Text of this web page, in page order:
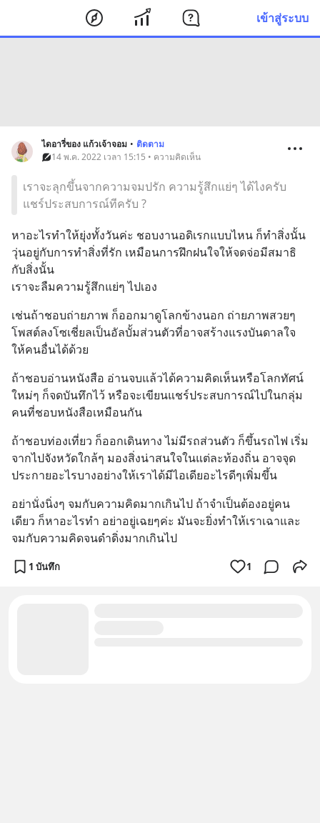
เข้าสู่ระบบ
ไดอารี่ของ แก้วเจ้าจอม • ติดตาม
14 พ.ค. 2022 เวลา 15:15 • ความคิดเห็น
เราจะลุกขึ้นจากความจมปรัก ความรู้สึกแย่ๆ ได้ไงครับ
แชร์ประสบการณ์ทีครับ ?
หาอะไรทำให้ยุ่งทั้งวันค่ะ ชอบงานอดิเรกแบบไหน ก็ทำสิ่งนั้น
วุ่นอยู่กับการทำสิ่งที่รัก เหมือนการฝึกฝนใจให้จดจ่อมีสมาธิ
กับสิ่งนั้น
เราจะลืมความรู้สึกแย่ๆ ไปเอง
เช่นถ้าชอบถ่ายภาพ ก็ออกมาดูโลกข้างนอก ถ่ายภาพสวยๆ
โพสต์ลงโซเชี่ยลเป็นอัลบั้มส่วนตัวที่อาจสร้างแรงบันดาลใจ
ให้คนอื่นได้ด้วย
ถ้าชอบอ่านหนังสือ อ่านจบแล้วได้ความคิดเห็นหรือโลกทัศน์
ใหม่ๆ ก็จดบันทึกไว้ หรือจะเขียนแชร์ประสบการณ์ไปในกลุ่ม
คนที่ชอบหนังสือเหมือนกัน
ถ้าชอบท่องเที่ยว ก็ออกเดินทาง ไม่มีรถส่วนตัว ก็ขึ้นรถไฟ เริ่ม
จากไปจังหวัดใกล้ๆ มองสิ่งน่าสนใจในแต่ละท้องถิ่น อาจจุด
ประกายอะไรบางอย่างให้เราได้มีไอเดียอะไรดีๆเพิ่มขึ้น
อย่านั่งนิ่งๆ จมกับความคิดมากเกินไป ถ้าจำเป็นต้องอยู่คน
เดียว ก็หาอะไรทำ อย่าอยู่เฉยๆค่ะ มันจะยิ่งทำให้เราเฉาและ
จมกับความคิดจนดำดิ่งมากเกินไป
1 บันทึก 1